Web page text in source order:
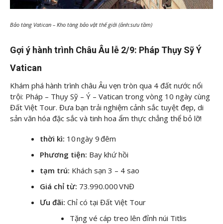
Bảo tàng Vatican – Kho tàng bảo vật thế giới (ảnh:sưu tầm)
Gợi ý hành trình Châu Âu lễ 2/9: Pháp Thụy Sỹ Ý
Vatican
Khám phá hành trình châu Âu vẹn tròn qua 4 đất nước nổi
trội: Pháp – Thụy Sỹ – Ý – Vatican trong vòng 10 ngày cùng
Đất Việt Tour. Đưa bạn trải nghiệm cảnh sắc tuyệt đẹp, di
sản văn hóa đặc sắc và tinh hoa ẩm thực chẳng thể bỏ lỡ!
thời kì: 10 ngày 9 đêm
Phương tiện: Bay khứ hồi
tạm trú: Khách sạn 3 – 4 sao
Giá chỉ từ: 73.990.000 VNĐ
Ưu đãi: Chỉ có tại Đất Việt Tour
Tặng vé cáp treo lên đỉnh núi Titlis